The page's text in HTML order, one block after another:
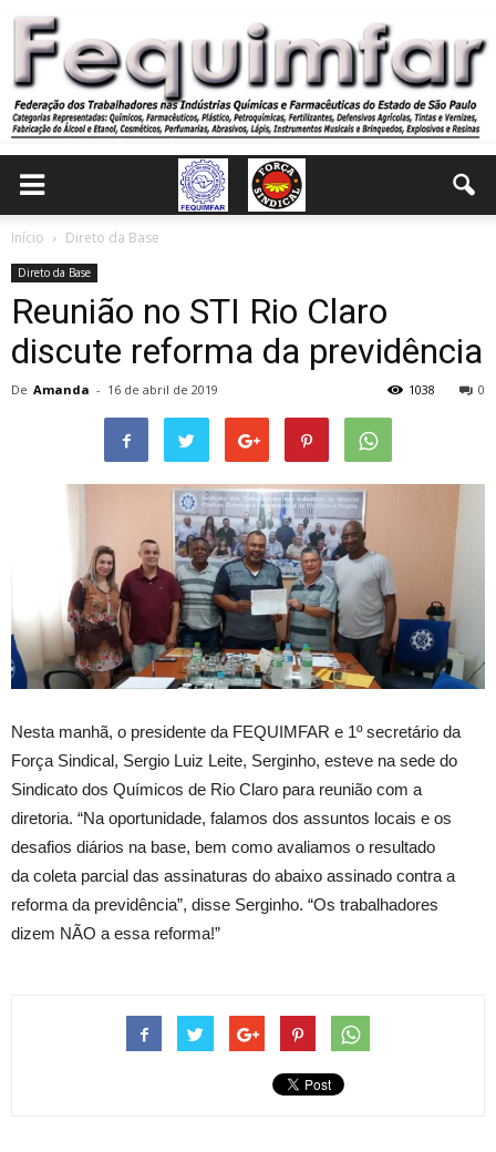
Início Direto da Base
Direto da Base
Reunião no STI Rio Claro
discute reforma da previdência
De Amanda - 16 de abril de 2019 0
1038
Nesta manhã, o presidente da FEQUIMFAR e 1º secretário da
Força Sindical, Sergio Luiz Leite, Serginho, esteve na sede do
Sindicato dos Químicos de Rio Claro para reunião com a
diretoria. “Na oportunidade, falamos dos assuntos locais e os
desafios diários na base, bem como avaliamos o resultado
da coleta parcial das assinaturas do abaixo assinado contra a
reforma da previdência”, disse Serginho. “Os trabalhadores
dizem NÃO a essa reforma!”